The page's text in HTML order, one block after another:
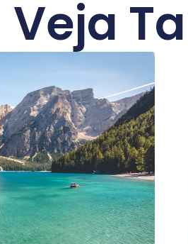
Veja